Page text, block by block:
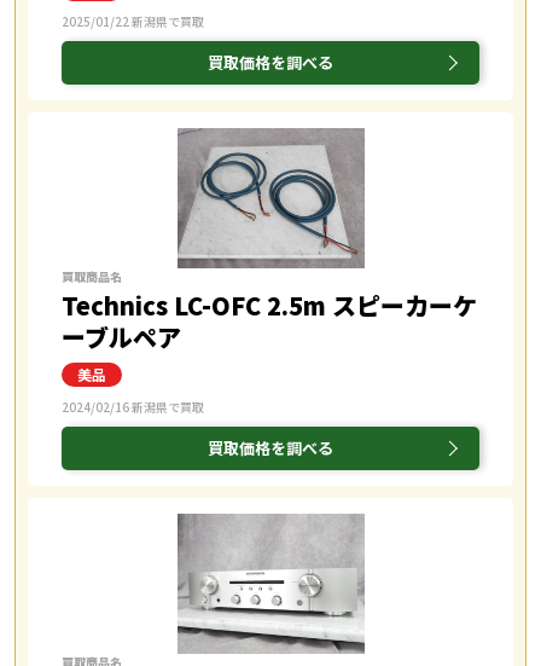
2025/01/22 新潟県で買取
買取価格を調べる
買取商品名
Technics LC-OFC 2.5m スピーカーケ
ーブルペア
2024/02/16 新潟県で買取
買取価格を調べる
買取商品名